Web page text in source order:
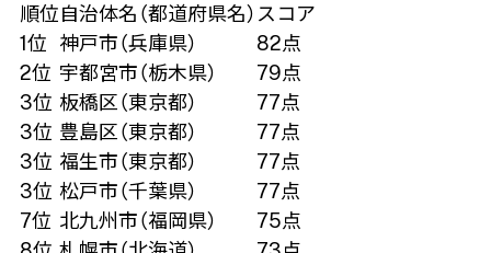
順位自治体名（都道府県名） スコア
1位
神戸市（兵庫県）
82点
2位 宇都宮市（栃木県）
79点
3位 板橋区（東京都）
77点
3位 豊島区（東京都）
77点
3位 福生市（東京都）
77点
3位 松戸市（千葉県）
77点
7位 北九州市（福岡県）
75点